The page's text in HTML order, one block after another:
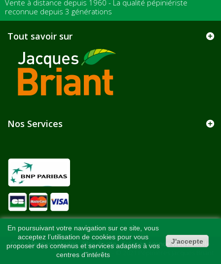
Vente à distance depuis 1960 - La qualité pépiniériste
reconnue depuis 3 générations
Tout savoir sur
Nos Services
En poursuivant votre navigation sur ce site, vous
acceptez l’utilisation de cookies pour vous
proposer des contenus et services adaptés à vos
centres d’intérêts
J'accepte
CGV-Mentions légales-Plan du site -Création Agence Web Kelcible
Référencement - © 2021 Pépinières Jacques Briant